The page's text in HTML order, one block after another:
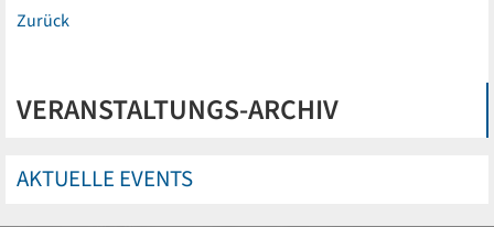
VERANSTALTUNGS-ARCHIV
AKTUELLE EVENTS
Zurück